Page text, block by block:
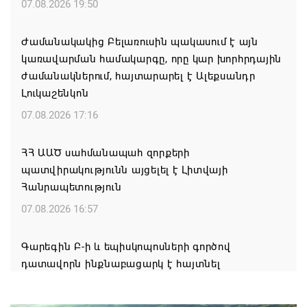
07.08.2026 19:50
Ժամանակակից Բելառուսին պակասում է այն
կառավարման համակարգը, որը կար խորհրդային
ժամանակներում, հայտարարել է Ալեքսանդր
Լուկաշենկոն
07.08.2026 17:16
ՀՀ ԱԱԾ սահմանապահ զորքերի
պատվիրակությունն այցելել է Լիտվայի
Հանրապետություն
07.08.2026 16:57
Գարեգին Բ-ի և եպիսկոպոսների գործով
դատավորն ինքնաբացարկ է հայտնել